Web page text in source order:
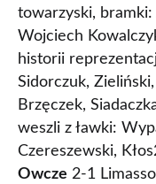
towarzyski, bramki:
Wojciech
historii
Sidorczuk,
Brzęczek,
weszli z ławki:
Czereszewski,
Owcze 2-1